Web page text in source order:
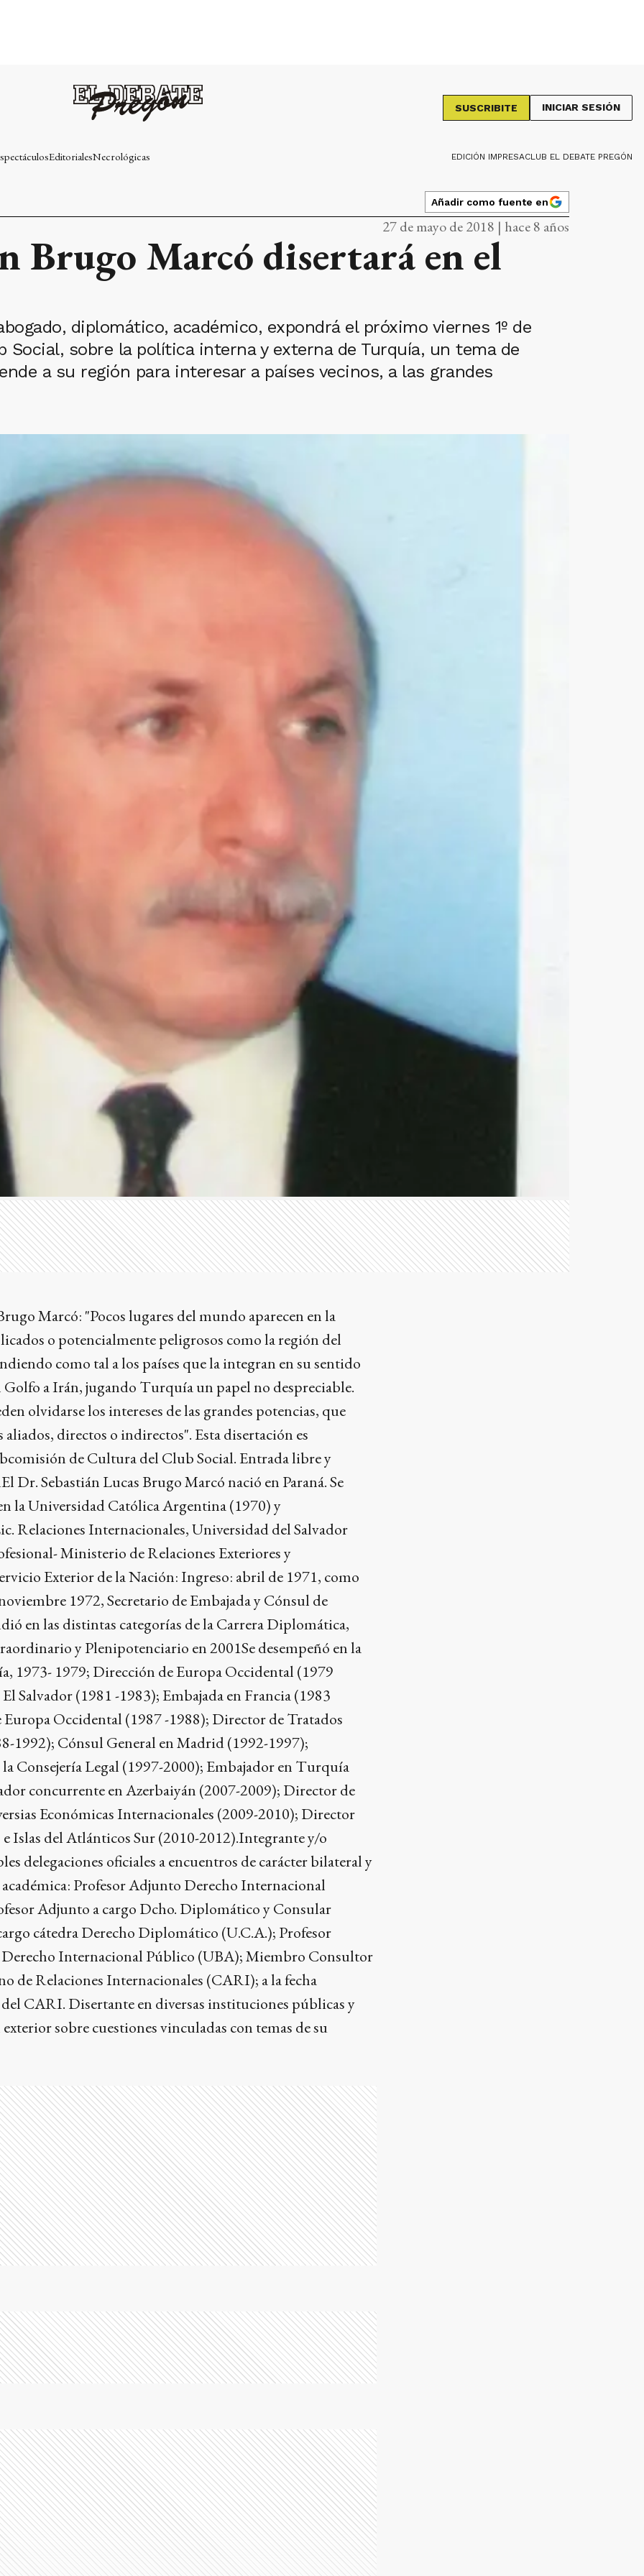
SUSCRIBITE INICIAR SESIÓN
EditorialesNecrológicas EDICIÓN IMPRESACLUB EL DEBATE PREGÓN
Añadir como fuente en
27 de mayo de 2018 | hace 8 años
Brugo Marcó disertará en el
diplomático, académico, expondrá el próximo viernes 1º de
Social, sobre la política interna y externa de Turquía, un tema de
a su región para interesar a países vecinos, a las grandes
Marcó: "Pocos lugares del mundo aparecen en la
o potencialmente peligrosos como la región del
como tal a los países que la integran en su sentido
Golfo a Irán, jugando Turquía un papel no despreciable.
olvidarse los intereses de las grandes potencias, que
aliados, directos o indirectos". Esta disertación es
de Cultura del Club Social. Entrada libre y
Sebastián Lucas Brugo Marcó nació en Paraná. Se
la Universidad Católica Argentina (1970) y
Relaciones Internacionales, Universidad del Salvador
Ministerio de Relaciones Exteriores y
Exterior de la Nación: Ingreso: abril de 1971, como
1972, Secretario de Embajada y Cónsul de
en las distintas categorías de la Carrera Diplomática,
y Plenipotenciario en 2001Se desempeñó en la
1973- 1979; Dirección de Europa Occidental (1979
Salvador (1981 -1983); Embajada en Francia (1983
Occidental (1987 -1988); Director de Tratados
1992); Cónsul General en Madrid (1992-1997);
Consejería Legal (1997-2000); Embajador en Turquía
concurrente en Azerbaiyán (2007-2009); Director de
Económicas Internacionales (2009-2010); Director
Islas del Atlánticos Sur (2010-2012).Integrante y/o
delegaciones oficiales a encuentros de carácter bilateral y
Profesor Adjunto Derecho Internacional
Adjunto a cargo Dcho. Diplomático y Consular
cátedra Derecho Diplomático (U.C.A.); Profesor
Internacional Público (UBA); Miembro Consultor
de Relaciones Internacionales (CARI); a la fecha
CARI. Disertante en diversas instituciones públicas y
sobre cuestiones vinculadas con temas de su